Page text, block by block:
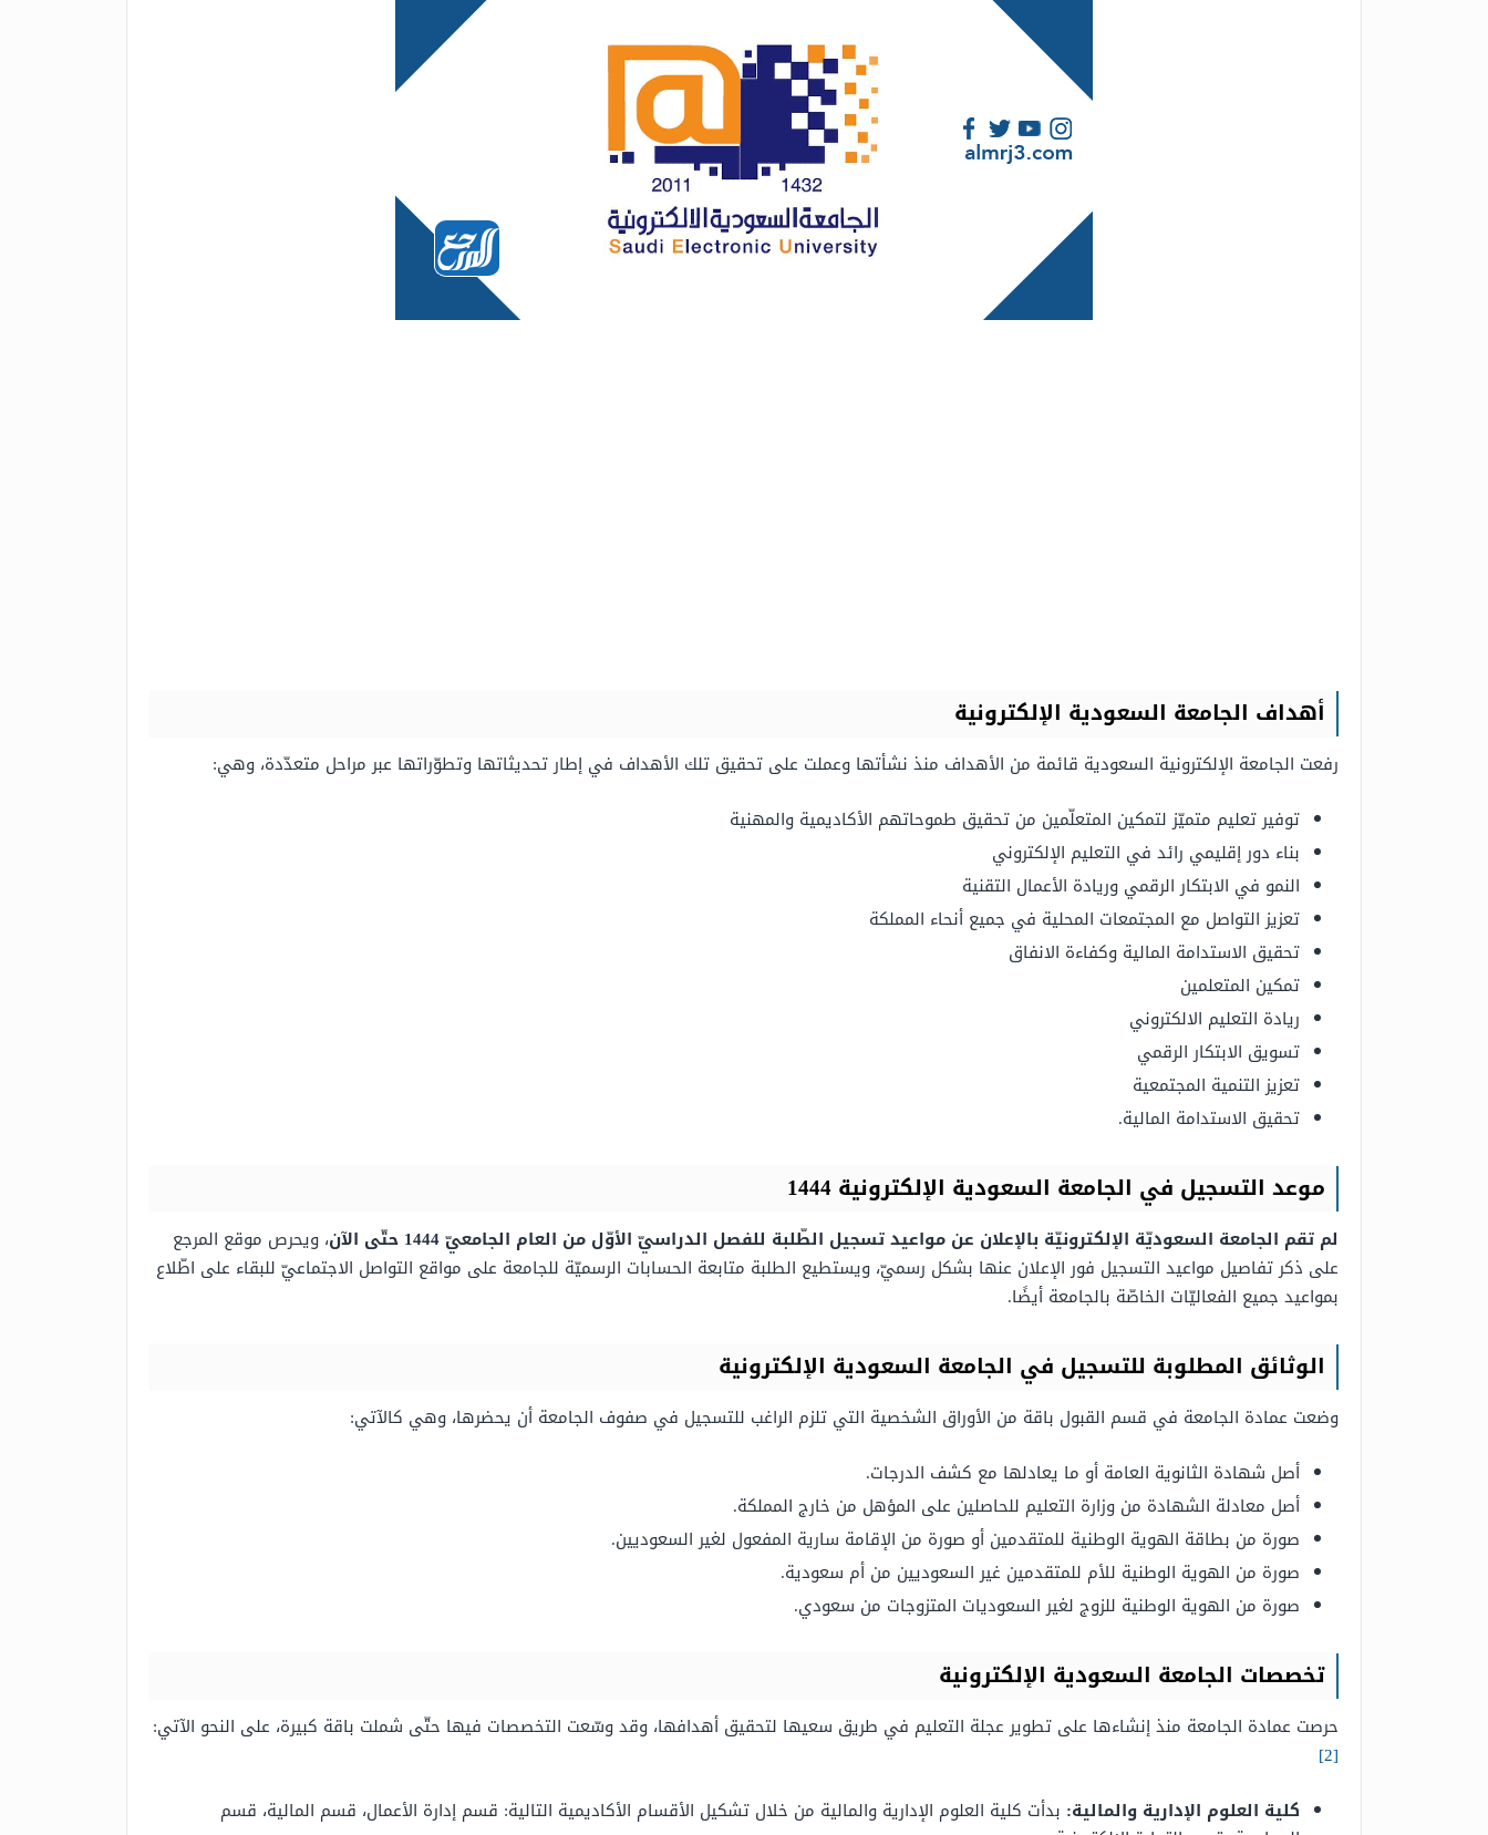
أهداف الجامعة السعودية الإلكترونية
رفعت الجامعة الإلكترونية السعودية قائمة من الأهداف منذ نشأتها وعملت على تحقيق تلك الأهداف في إطار تحديثاتها وتطوّراتها عبر مراحل متعدّدة، وهي:
توفير تعليم متميّز لتمكين المتعلّمين من تحقيق طموحاتهم الأكاديمية والمهنية
بناء دور إقليمي رائد في التعليم الإلكتروني
النمو في الابتكار الرقمي وريادة الأعمال التقنية
تعزيز التواصل مع المجتمعات المحلية في جميع أنحاء المملكة
تحقيق الاستدامة المالية وكفاءة الانفاق
تمكين المتعلمين
ريادة التعليم الالكتروني
تسويق الابتكار الرقمي
تعزيز التنمية المجتمعية
تحقيق الاستدامة المالية.
موعد التسجيل في الجامعة السعودية الإلكترونية 1444
لم تقم الجامعة السعوديّة الإلكترونيّة بالإعلان عن مواعيد تسجيل الطّلبة للفصل الدراسيّ الأوّل من العام الجامعيّ 1444 حتّى الآن
، ويحرص موقع المرجع
على ذكر تفاصيل مواعيد التسجيل فور الإعلان عنها بشكل رسميّ، ويستطيع الطلبة متابعة الحسابات الرسميّة للجامعة على مواقع التواصل الاجتماعيّ للبقاء على اطّلاع
بمواعيد جميع الفعاليّات الخاصّة بالجامعة أيضًا.
الوثائق المطلوبة للتسجيل في الجامعة السعودية الإلكترونية
وضعت عمادة الجامعة في قسم القبول باقة من الأوراق الشخصية التي تلزم الراغب للتسجيل في صفوف الجامعة أن يحضرها، وهي كالآتي:
أصل شهادة الثانوية العامة أو ما يعادلها مع كشف الدرجات.
أصل معادلة الشهادة من وزارة التعليم للحاصلين على المؤهل من خارج المملكة.
صورة من بطاقة الهوية الوطنية للمتقدمين أو صورة من الإقامة سارية المفعول لغير السعوديين.
صورة من الهوية الوطنية للأم للمتقدمين غير السعوديين من أم سعودية.
صورة من الهوية الوطنية للزوج لغير السعوديات المتزوجات من سعودي.
تخصصات الجامعة السعودية الإلكترونية
حرصت عمادة الجامعة منذ إنشاءها على تطوير عجلة التعليم في طريق سعيها لتحقيق أهدافها، وقد وسّعت التخصصات فيها حتّى شملت باقة كبيرة، على النحو الآتي:
[2]
كلية العلوم الإدارية والمالية: بدأت كلية العلوم الإدارية والمالية من خلال تشكيل الأقسام الأكاديمية التالية: قسم إدارة الأعمال، قسم المالية، قسم